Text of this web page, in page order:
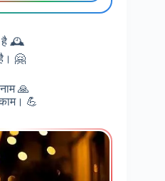
है 🕰️
🤗
🙏
💪